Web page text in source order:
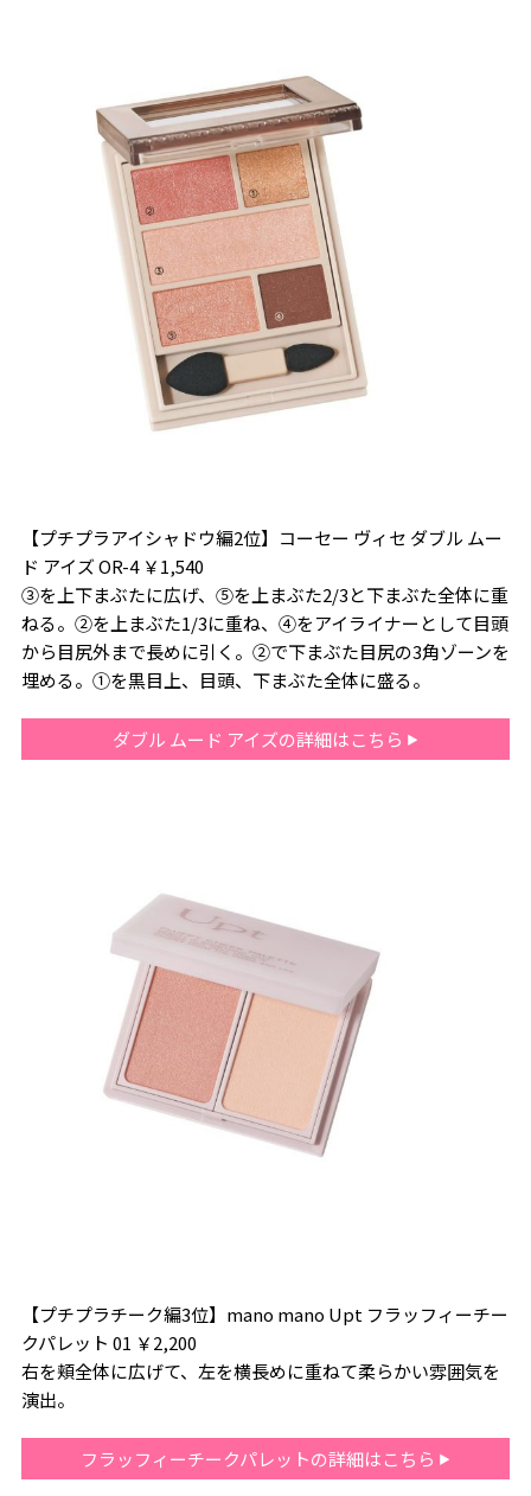
【プチプラアイシャドウ編2位】コーセー ヴィセ ダブル ムー
ド アイズ OR-4 ￥1,540
③を上下まぶたに広げ、⑤を上まぶた2/3と下まぶた全体に重
ねる。②を上まぶた1/3に重ね、④をアイライナーとして目頭
から目尻外まで長めに引く。②で下まぶた目尻の3角ゾーンを
埋める。①を黒目上、目頭、下まぶた全体に盛る。
ダブル ムード アイズの詳細はこちら
【プチプラチーク編3位】mano mano Upt フラッフィーチー
クパレット 01 ￥2,200
右を頬全体に広げて、左を横長めに重ねて柔らかい雰囲気を
演出。
フラッフィーチークパレットの詳細はこちら